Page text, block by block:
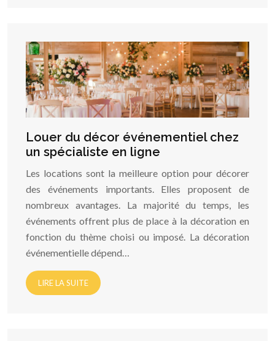
Louer du décor événementiel chez
un spécialiste en ligne
Les locations sont la meilleure option pour décorer
des événements importants. Elles proposent de
nombreux avantages. La majorité du temps, les
événements offrent plus de place à la décoration en
fonction du thème choisi ou imposé. La décoration
événementielle dépend…
LIRE LA SUITE